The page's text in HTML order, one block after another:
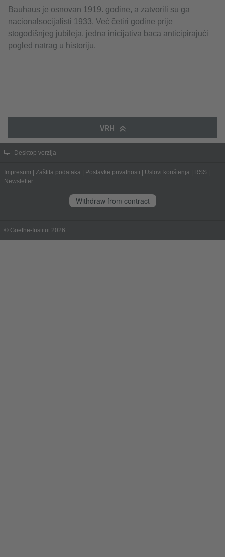
Bauhaus je osnovan 1919. godine, a zatvorili su ga
nacionalsocijalisti 1933. Već četiri godine prije
stogodišnjeg jubileja, jedna inicijativa baca anticipirajući
pogled natrag u historiju.
VRH
Desktop verzija
Impresum Zaštita podataka Postavke privatnosti Uslovi korištenja RSS
Newsletter
Withdraw from contract
© Goethe-Institut 2026